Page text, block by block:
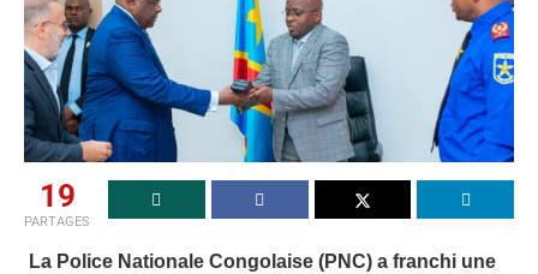
19
PARTAGES
La Police Nationale Congolaise (PNC) a franchi une